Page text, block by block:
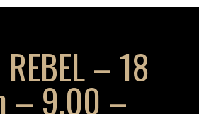
– 18
– 9.00 –